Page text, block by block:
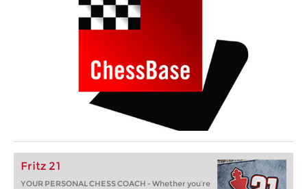
Fritz 21
YOUR PERSONAL CHESS COACH - Whether you’re